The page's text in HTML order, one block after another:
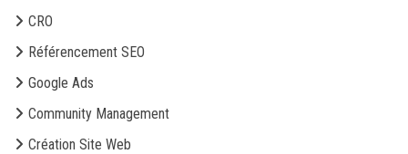
CRO
Référencement SEO
Google Ads
Community Management
Création Site Web